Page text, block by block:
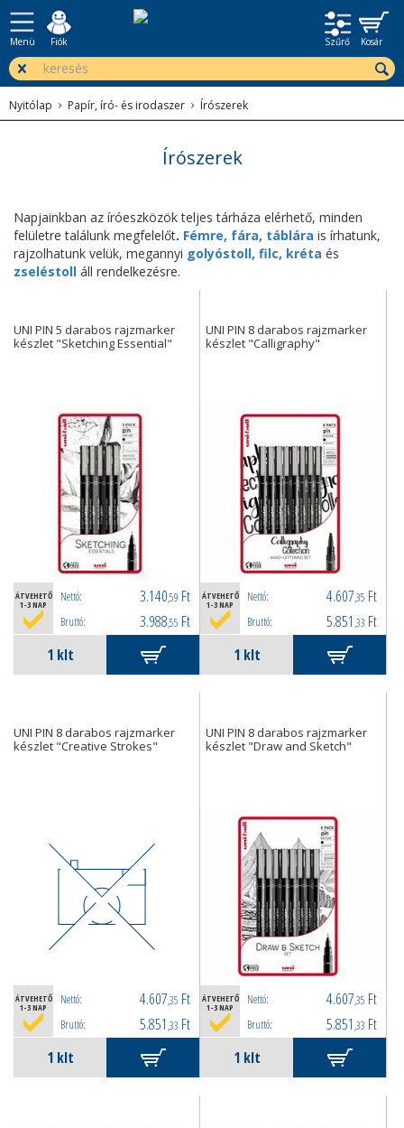
Menü Fiók Szűrő Kosár
Nyitólap Papír, író- és irodaszer Írószerek
Írószerek
Napjainkban az íróeszközök teljes tárháza elérhető, minden
felületre találunk megfelelőt. Fémre, fára, táblára is írhatunk,
rajzolhatunk velük, megannyi golyóstoll, filc, kréta és
zseléstoll áll rendelkezésre.
UNI PIN 5 darabos rajzmarker
készlet "Sketching Essential"
ÁTVEHETŐ
1-3 NAP
Nettó: 3.140,59 Ft
Bruttó: 3.988,55 Ft
UNI PIN 8 darabos rajzmarker
készlet "Calligraphy"
ÁTVEHETŐ
1-3 NAP
Nettó: 4.607,35 Ft
Bruttó: 5.851 ,33 Ft
UNI PIN 8 darabos rajzmarker
készlet "Creative Strokes"
ÁTVEHETŐ
1-3 NAP
Nettó: 4.607,35 Ft
Bruttó: 5.851 ,33 Ft
UNI PIN 8 darabos rajzmarker
készlet "Draw and Sketch"
ÁTVEHETŐ
1-3 NAP
Nettó: 4.607,35 Ft
Bruttó: 5.851 ,33 Ft